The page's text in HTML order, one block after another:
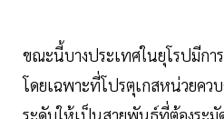
ขณะนี้บางประเทศในยุโรปมีกา
โดยเฉพาะที่โปรตุเกสหน่วยคว